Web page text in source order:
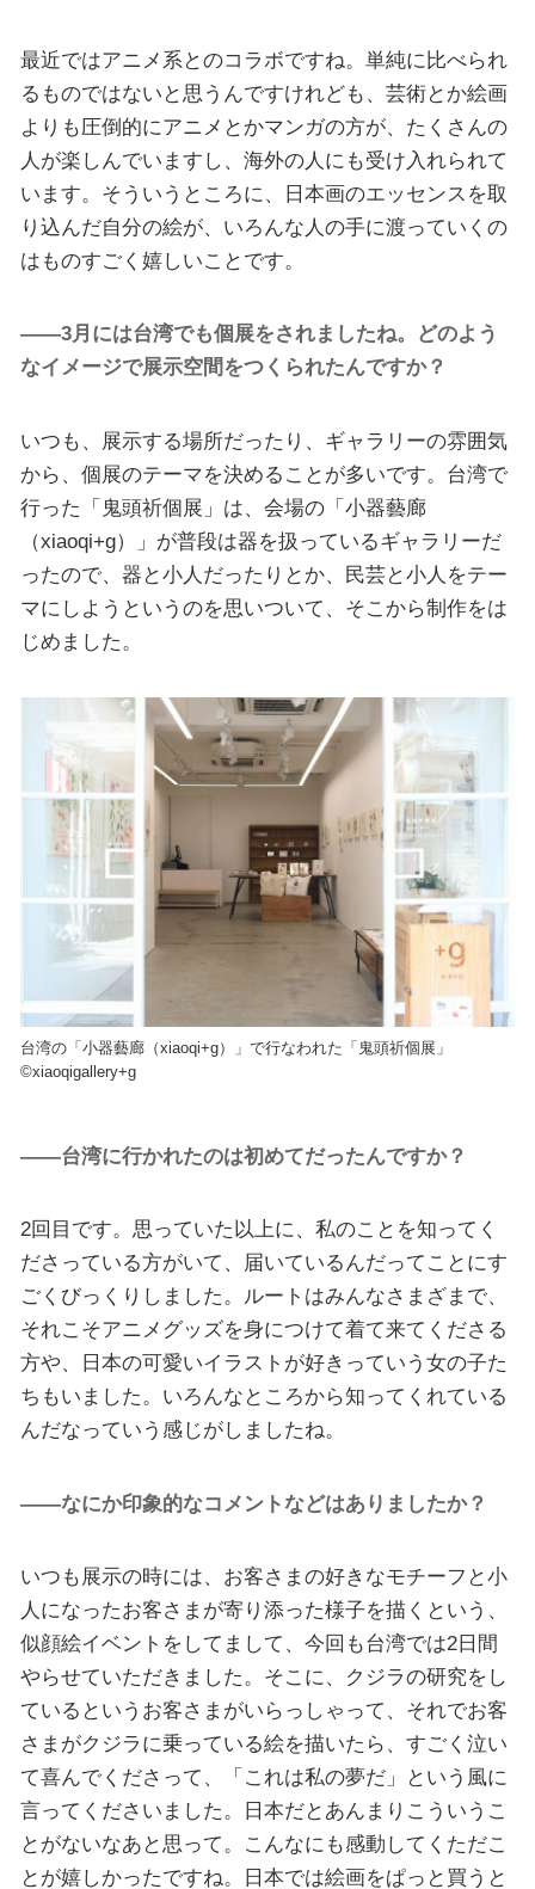
最近ではアニメ系とのコラボですね。単純に比べられ
るものではないと思うんですけれども、芸術とか絵画
よりも圧倒的にアニメとかマンガの方が、たくさんの
人が楽しんでいますし、海外の人にも受け入れられて
います。そういうところに、日本画のエッセンスを取
り込んだ自分の絵が、いろんな人の手に渡っていくの
はものすごく嬉しいことです。
――3月には台湾でも個展をされましたね。どのよう
なイメージで展示空間をつくられたんですか？
いつも、展示する場所だったり、ギャラリーの雰囲気
から、個展のテーマを決めることが多いです。台湾で
行った「鬼頭祈個展」は、会場の「小器藝廊
（xiaoqi+g）」が普段は器を扱っているギャラリーだ
ったので、器と小人だったりとか、民芸と小人をテー
マにしようというのを思いついて、そこから制作をは
じめました。
台湾の「小器藝廊（xiaoqi+g）」で行なわれた「鬼頭祈個展」
©xiaoqigallery+g
――台湾に行かれたのは初めてだったんですか？
2回目です。思っていた以上に、私のことを知ってく
ださっている方がいて、届いているんだってことにす
ごくびっくりしました。ルートはみんなさまざまで、
それこそアニメグッズを身につけて着て来てくださる
方や、日本の可愛いイラストが好きっていう女の子た
ちもいました。いろんなところから知ってくれている
んだなっていう感じがしましたね。
――なにか印象的なコメントなどはありましたか？
いつも展示の時には、お客さまの好きなモチーフと小
人になったお客さまが寄り添った様子を描くという、
似顔絵イベントをしてまして、今回も台湾では2日間
やらせていただきました。そこに、クジラの研究をし
ているというお客さまがいらっしゃって、それでお客
さまがクジラに乗っている絵を描いたら、すごく泣い
て喜んでくださって、「これは私の夢だ」という風に
言ってくださいました。日本だとあんまりこういうこ
とがないなあと思って。こんなにも感動してくただこ
とが嬉しかったですね。日本では絵画をぱっと買うと